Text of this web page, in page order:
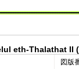
eth-Thalathat II
図版